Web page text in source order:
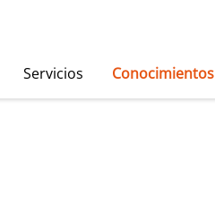
Servicios Conocimientos